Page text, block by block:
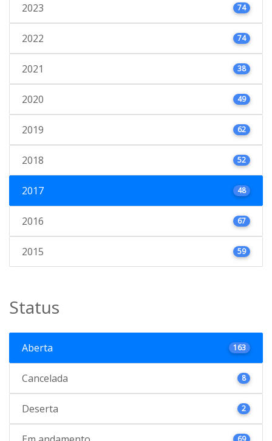
2023 74
2022 74
2021 38
2020 49
2019 62
2018 52
2017 48
2016 67
2015 59
Status
Aberta 163
Cancelada 8
Deserta 2
69